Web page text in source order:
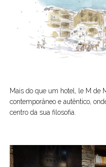
Mais do que um hotel, le M de
contemporâneo e autêntico,
centro da sua filosofia.